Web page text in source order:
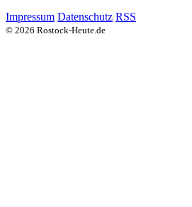
Impressum Datenschutz RSS
© 2026 Rostock-Heute.de